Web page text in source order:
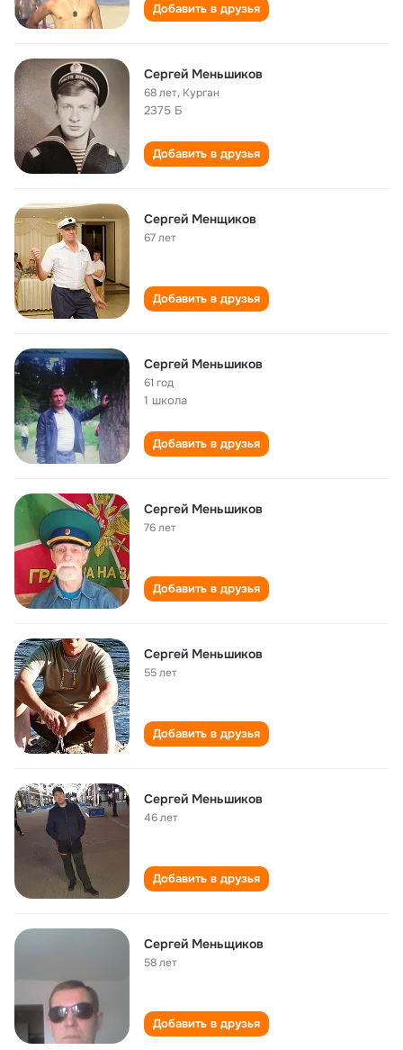
Добавить в друзья
Сергей Меньшиков
68 лет, Курган
2375 Б
Добавить в друзья
Сергей Менщиков
67 лет
Добавить в друзья
Сергей Меньшиков
61 год
1 школа
Добавить в друзья
Сергей Меньшиков
76 лет
Добавить в друзья
Сергей Меньшиков
55 лет
Добавить в друзья
Сергей Меньшиков
46 лет
Добавить в друзья
Сергей Меньщиков
58 лет
Добавить в друзья